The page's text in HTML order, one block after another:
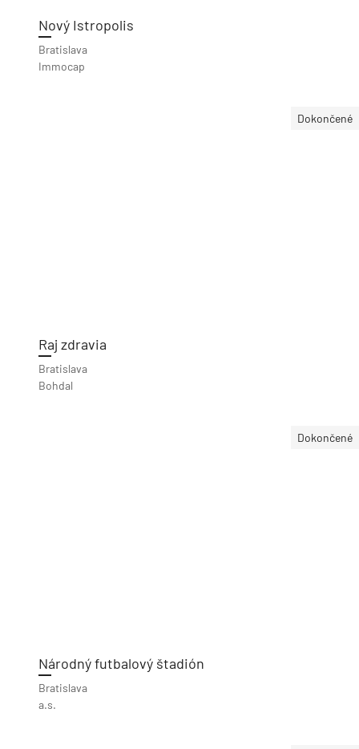
Nový Istropolis
Bratislava
Immocap
Dokončené
Raj zdravia
Bratislava
Bohdal
Dokončené
Národný futbalový štadión
Bratislava
a.s.